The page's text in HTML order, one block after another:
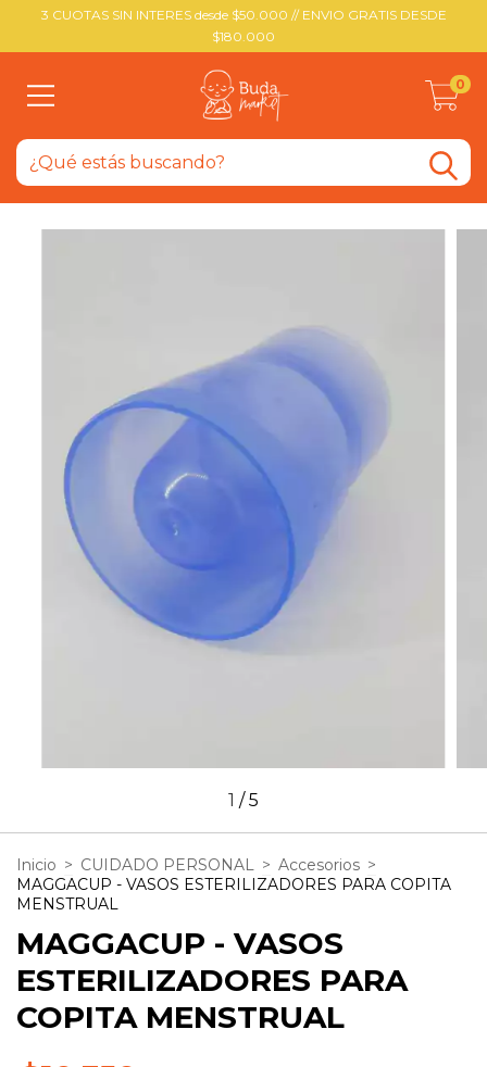
3 CUOTAS SIN INTERES desde $50.000 // ENVIO GRATIS DESDE
$180.000
0
1 /5
Inicio > CUIDADO PERSONAL > Accesorios >
MAGGACUP - VASOS ESTERILIZADORES PARA COPITA
MENSTRUAL
MAGGACUP - VASOS
ESTERILIZADORES PARA
COPITA MENSTRUAL